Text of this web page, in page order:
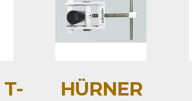
HÜRNER